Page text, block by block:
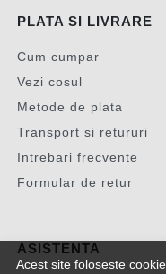
Acest site foloseste
PLATA SI LIVRARE
Cum cumpar
Vezi cosul
Metode de plata
Transport si retururi
Intrebari frecvente
Formular de retur
ASISTENTA